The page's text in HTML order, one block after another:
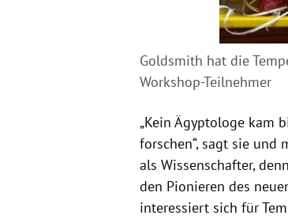
Goldsmith hat die
Workshop-Teilnehmer
„Kein Ägyptologe kam
forschen“, sagt sie und
als Wissenschafter,
den Pionieren des
interessiert sich für